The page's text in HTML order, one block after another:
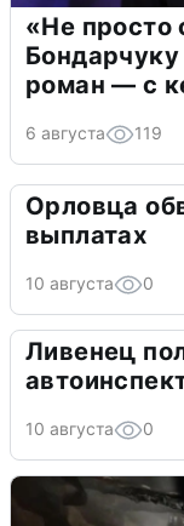
«Не просто
роман — с
6 августа 119
Орловца
выплатах
10 августа 0
Ливенец
10 августа 0